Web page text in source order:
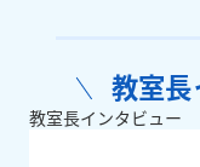
教室長
教室長インタビュー